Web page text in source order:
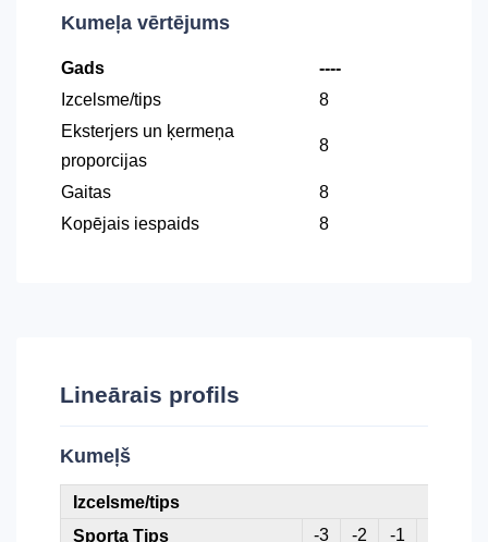
Kumeļa vērtējums
Gads
----
Izcelsme/tips
8
Eksterjers un ķermeņa
proporcijas
8
Gaitas
8
Kopējais iespaids
8
Lineārais profils
Kumeļš
Izcelsme/tips
Sporta Tips
-3 -2 -1